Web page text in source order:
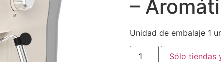
–
Unidad de embalaje 1
Sólo tiendas